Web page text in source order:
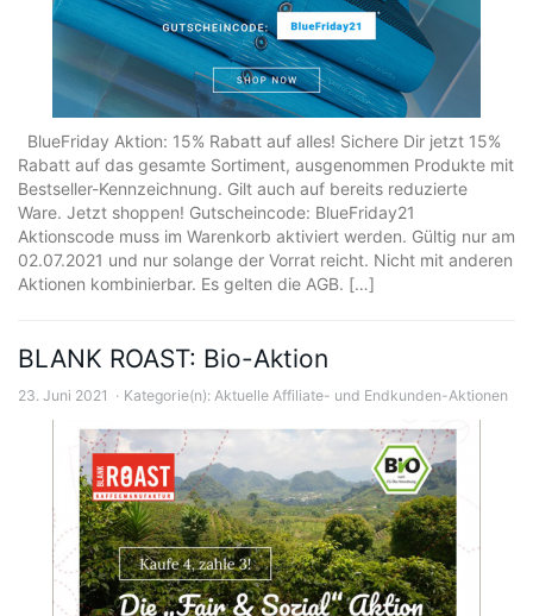
BlueFriday Aktion: 15% Rabatt auf alles! Sichere Dir jetzt 15%
Rabatt auf das gesamte Sortiment, ausgenommen Produkte mit
Bestseller-Kennzeichnung. Gilt auch auf bereits reduzierte
Ware. Jetzt shoppen! Gutscheincode: BlueFriday21
Aktionscode muss im Warenkorb aktiviert werden. Gültig nur am
02.07.2021 und nur solange der Vorrat reicht. Nicht mit anderen
Aktionen kombinierbar. Es gelten die AGB. […]
BLANK ROAST: Bio-Aktion
23. Juni 2021 Kategorie(n): Aktuelle Affiliate- und Endkunden-Aktionen